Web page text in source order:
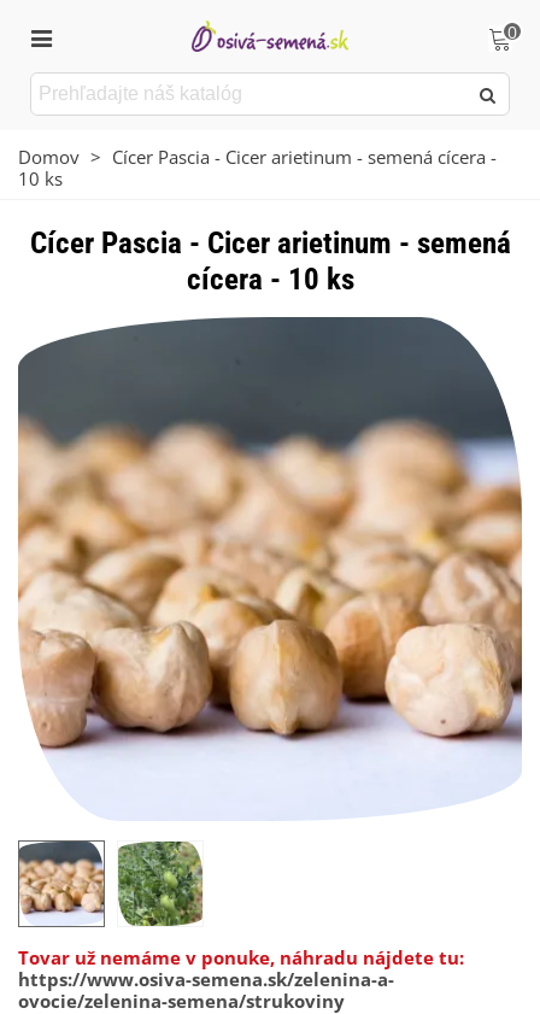
0
Domov > Cícer Pascia - Cicer arietinum - semená cícera -
10 ks
Cícer Pascia - Cicer arietinum - semená
cícera - 10 ks
Tovar už nemáme v ponuke, náhradu nájdete tu:
https://www.osiva-semena.sk/zelenina-a-
ovocie/zelenina-semena/strukoviny